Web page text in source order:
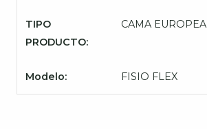
TIPO
PRODUCTO:
CAMA EUROPEA
Modelo: FISIO FLEX